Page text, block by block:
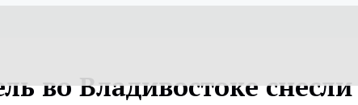
во Владивостоке